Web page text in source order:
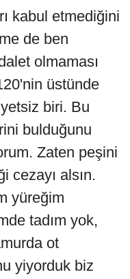
kabul etmediğini
de ben
olmaması
üstünde
biri. Bu
bulduğunu
Zaten peşini
cezayı alsın.
yüreğim
tadım yok,
ot
yiyorduk biz